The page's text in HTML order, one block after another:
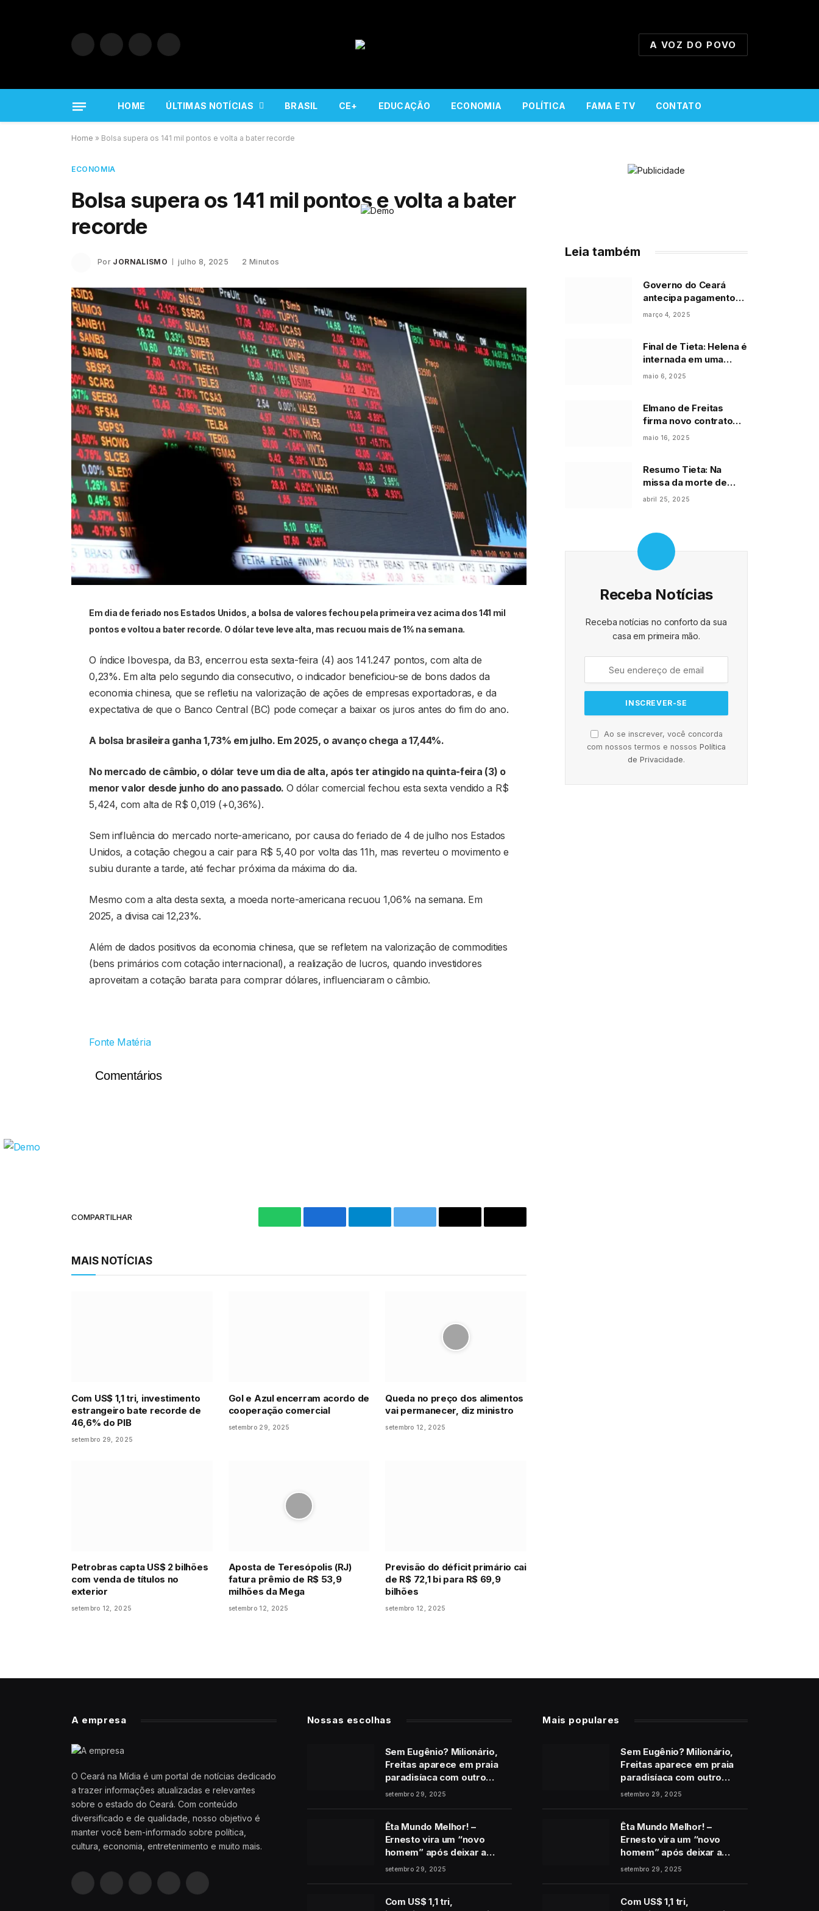
Facebook InstagramYouTube A VOZ DO POVO
HOME ÚLTIMAS NOTÍCIAS BRASIL CE+ EDUCAÇÃO ECONOMIA POLÍTICA FAMA E TV CONTATO
Home » Bolsa supera os 141 mil pontos e volta a bater recorde
ECONOMIA
Bolsa supera os 141 mil pontos e volta a bater
recorde
Por JORNALISMO julho 8, 2025 2 Minutos
Em dia de feriado nos Estados Unidos, a bolsa de valores fechou pela primeira vez acima dos 141 mil
pontos e voltou a bater recorde. O dólar teve leve alta, mas recuou mais de 1% na semana.
O índice Ibovespa, da B3, encerrou esta sexta-feira (4) aos 141.247 pontos, com alta de
0,23%. Em alta pelo segundo dia consecutivo, o indicador beneficiou-se de bons dados da
economia chinesa, que se refletiu na valorização de ações de empresas exportadoras, e da
expectativa de que o Banco Central (BC) pode começar a baixar os juros antes do fim do ano.
A bolsa brasileira ganha 1,73% em julho. Em 2025, o avanço chega a 17,44%.
No mercado de câmbio, o dólar teve um dia de alta, após ter atingido na quinta-feira (3) o
menor valor desde junho do ano passado. O dólar comercial fechou esta sexta vendido a R$
5,424, com alta de R$ 0,019 (+0,36%).
Sem influência do mercado norte-americano, por causa do feriado de 4 de julho nos Estados
Unidos, a cotação chegou a cair para R$ 5,40 por volta das 11h, mas reverteu o movimento e
subiu durante a tarde, até fechar próxima da máxima do dia.
Mesmo com a alta desta sexta, a moeda norte-americana recuou 1,06% na semana. Em
2025, a divisa cai 12,23%.
Além de dados positivos da economia chinesa, que se refletem na valorização de commodities
(bens primários com cotação internacional), a realização de lucros, quando investidores
aproveitam a cotação barata para comprar dólares, influenciaram o câmbio.
Fonte Matéria
Comentários
COMPARTILHAR
WhatsAppFacebookTelegramTwitter Email
Copy
MAIS NOTÍCIAS
Com US$ 1,1 tri, investimento
estrangeiro bate recorde de
46,6% do PIB
setembro 29, 2025
Gol e Azul encerram acordo de
cooperação comercial
setembro 29, 2025
Queda no preço dos alimentos
vai permanecer, diz ministro
setembro 12, 2025
Petrobras capta US$ 2 bilhões
com venda de títulos no
exterior
setembro 12, 2025
Aposta de Teresópolis (RJ)
fatura prêmio de R$ 53,9
milhões da Mega
setembro 12, 2025
Previsão do déficit primário cai
de R$ 72,1 bi para R$ 69,9
bilhões
setembro 12, 2025
Leia também
Governo do Ceará
antecipa pagamento
de fevereiro e anuncia
março 4, 2025
Final de Tieta: Helena é
internada em uma
clínica psiquiátrica
desaparece para
sempre: “Parece que
variou”
maio 6, 2025
Elmano de Freitas
firma novo contrato
para construção de
Casa Minha Vida
maio 16, 2025
Resumo Tieta: Na
missa da morte de
Arturzinho, Perpétua
quenga: “conhecida
em São Paulo”
abril 25, 2025
Receba Notícias
Receba notícias no conforto da sua
casa em primeira mão.
Ao se inscrever, você concorda
com nossos termos e nossos Política
de Privacidade.
A empresa
O Ceará na Mídia é um portal de notícias dedicado
a trazer informações atualizadas e relevantes
sobre o estado do Ceará. Com conteúdo
diversificado e de qualidade, nosso objetivo é
manter você bem-informado sobre política,
cultura, economia, entretenimento e muito mais.
Facebook Pinterest YouTube WhatsApp
Nossas escolhas
Sem Eugênio? Milionário,
Freitas aparece em praia
paradisíaca com outro
homem no final de Vale
setembro 29, 2025
Êta Mundo Melhor! –
Ernesto vira um “novo
homem” após deixar a
cadeia e pede perdão a
setembro 29, 2025
Com US$ 1,1 tri,
Mais populares
Sem Eugênio? Milionário,
Freitas aparece em praia
paradisíaca com outro
homem no final de Vale
setembro 29, 2025
Êta Mundo Melhor! –
Ernesto vira um “novo
homem” após deixar a
cadeia e pede perdão a
setembro 29, 2025
Com US$ 1,1 tri,